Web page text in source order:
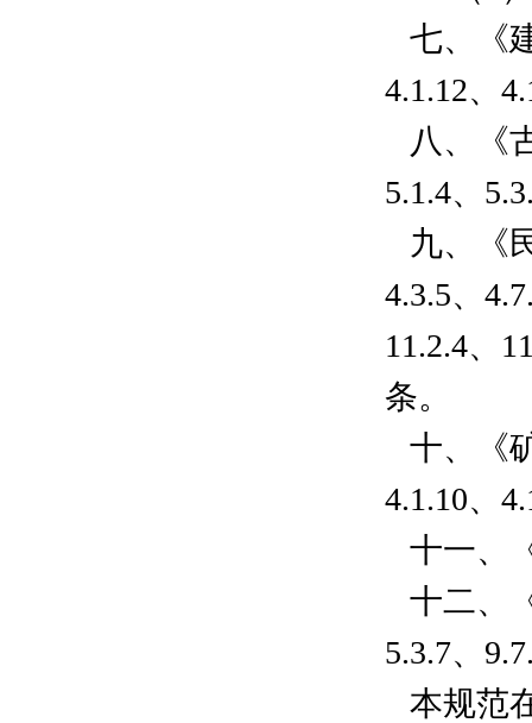
七、《
4.1.12、
八、《
5.1.4、
九、《
4.3.5、
11.2.4、
条。
十、《
4.1.10
十一、
十二、
5.3.7、
本规范